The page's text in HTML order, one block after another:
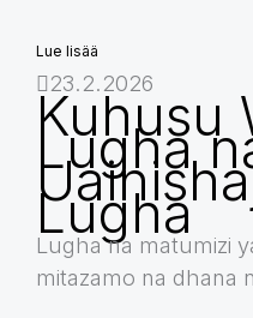
Lue lisää
23.2.2026
Kuhusu
Lugha
Lugha
Lugha na matumizi
mitazamo na dhana